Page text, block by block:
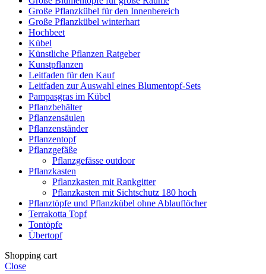
Große Pflanzkübel für den Innenbereich
Große Pflanzkübel winterhart
Hochbeet
Kübel
Künstliche Pflanzen Ratgeber
Kunstpflanzen
Leitfaden für den Kauf
Leitfaden zur Auswahl eines Blumentopf-Sets
Pampasgras im Kübel
Pflanzbehälter
Pflanzensäulen
Pflanzenständer
Pflanzentopf
Pflanzgefäße
Pflanzgefässe outdoor
Pflanzkasten
Pflanzkasten mit Rankgitter
Pflanzkasten mit Sichtschutz 180 hoch
Pflanztöpfe und Pflanzkübel ohne Ablauflöcher
Terrakotta Topf
Tontöpfe
Übertopf
Shopping cart
Close